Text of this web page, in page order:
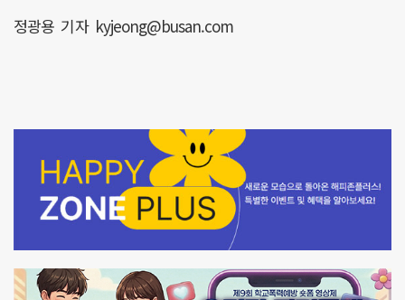
정광용 기자 kyjeong@busan.com